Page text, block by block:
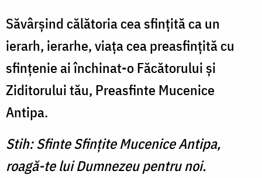
Săvârşind călătoria cea sfinţită ca un
ierarh, ierarhe, viaţa cea preasfinţită cu
sfinţenie ai închinat-o Făcătorului şi
Ziditorului tău, Preasfinte Mucenice
Antipa.
Stih: Sfinte Sfinţite Mucenice Antipa,
roagă-te lui Dumnezeu pentru noi.